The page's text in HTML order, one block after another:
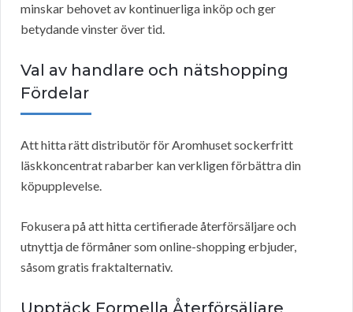
minskar behovet av kontinuerliga inköp och ger
betydande vinster över tid.
Val av handlare och nätshopping
Fördelar
Att hitta rätt distributör för Aromhuset sockerfritt
läskkoncentrat rabarber kan verkligen förbättra din
köpupplevelse.
Fokusera på att hitta certifierade återförsäljare och
utnyttja de förmåner som online-shopping erbjuder,
såsom gratis fraktalternativ.
Upptäck Formella Återförsäljare